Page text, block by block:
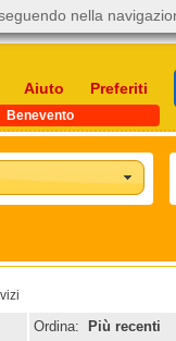
Aiuto Preferiti
Benevento
Ordina:
nella